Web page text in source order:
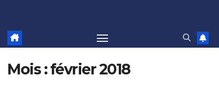
Mois :février 2018